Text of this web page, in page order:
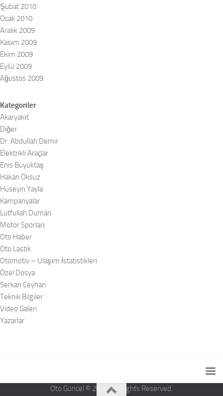
Şubat 2010
Ocak 2010
Aralık 2009
Kasım 2009
Ekim 2009
Eylül 2009
Ağustos 2009
Kategoriler
Akaryakıt
Diğer
Dr. Abdullah Demir
Elektrikli Araçlar
Enis Büyüktaş
Hakan Öksüz
Hüseyin Yayla
Kampanyalar
Lutfullah Duman
Motor Sporları
Oto Haber
Oto Lastik
Otomotiv – Ulaşım İstatistikleri
Özel Dosya
Serkan Ceyhan
Teknik Bilgiler
Video Galeri
Yazarlar
Oto Güncel © 2026. All Rights Reserved.